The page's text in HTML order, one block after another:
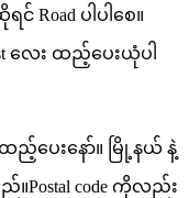
Road ပါပါစေ။
လေး ထည့်ပေးယုံပါ
ည့်ပေးနော်။ မြို့နယ် နဲ့
Postal code ကိုလည်း